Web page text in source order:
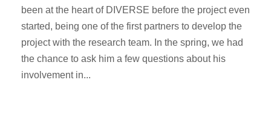
been at the heart of DIVERSE before the project even
started, being one of the first partners to develop the
project with the research team. In the spring, we had
the chance to ask him a few questions about his
involvement in...